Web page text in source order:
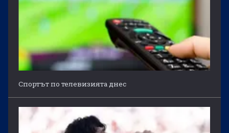
Спортът по телевизията днес